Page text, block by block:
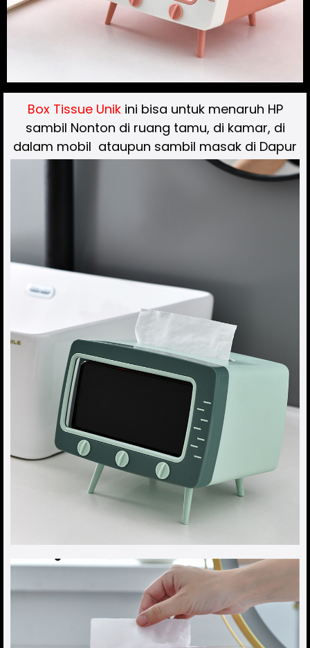
Box Tissue Unikini bisa untuk menaruh HP
sambil Nonton di ruang tamu, di kamar, di
dalam mobil ataupun sambil masak di Dapur